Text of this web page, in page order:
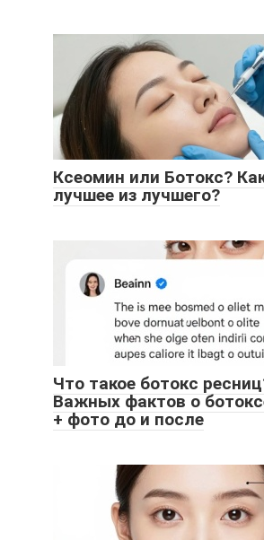
Ксеомин или Ботокс?
лучшее из лучшего?
Что такое ботокс
Важных фактов о
+ фото до и после